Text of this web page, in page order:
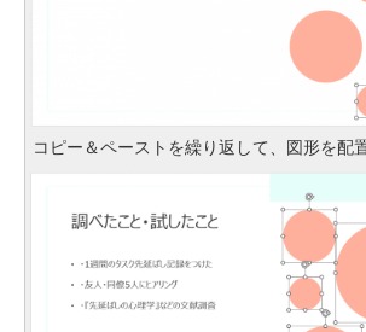
コピー＆ペーストを繰り返して、図形を配